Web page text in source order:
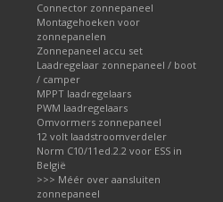
Connector zonnepaneel
Montagehoeken voor
zonnepanelen
Zonnepaneel accu set
Laadregelaar zonnepaneel / boot
/ camper
MPPT laadregelaars
PWM laadregelaars
Omvormers zonnepaneel
12 volt laadstroomverdeler
Norm C10/11ed.2.2 voor ESS in
België
>>> Méér over aansluiten
zonnepaneel